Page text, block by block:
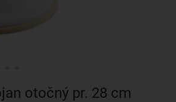
otočný pr. 28 cm